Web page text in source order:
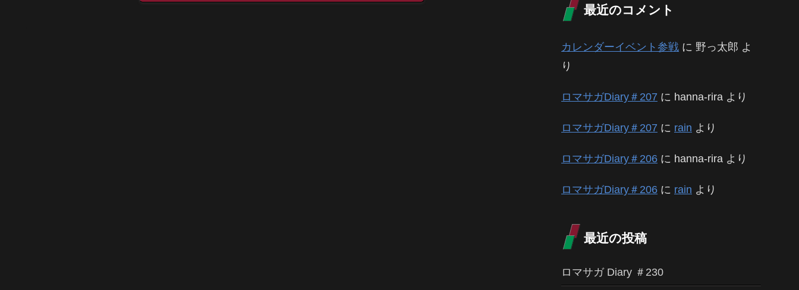
最近のコメント
カレンダーイベント参戦 に 野っ太郎 よ
り
ロマサガDiary＃207 に hanna-rira より
ロマサガDiary＃207 に rain より
ロマサガDiary＃206 に hanna-rira より
ロマサガDiary＃206 に rain より
最近の投稿
ロマサガ Diary ＃230